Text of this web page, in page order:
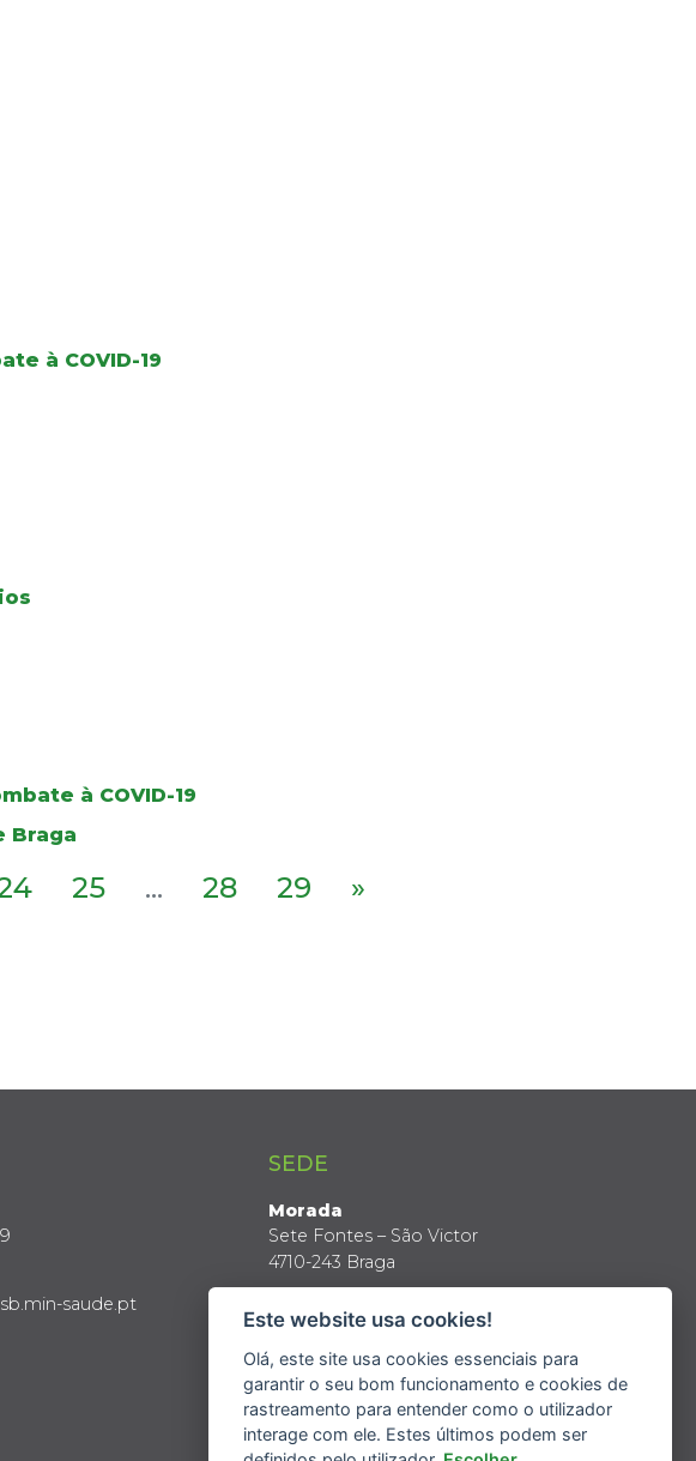
à COVID-19
à COVID-19
Braga
25 ... 28 29 »
saude.pt
SEDE
Morada
Sete Fontes – São Victor
4710-243 Braga
Latitude: 41º 34’ N
Longitude: 8º 24’ W
Este website usa cookies!
Olá, este site usa cookies essenciais para
garantir o seu bom funcionamento e cookies de
rastreamento para entender como o utilizador
interage com ele. Estes últimos podem ser